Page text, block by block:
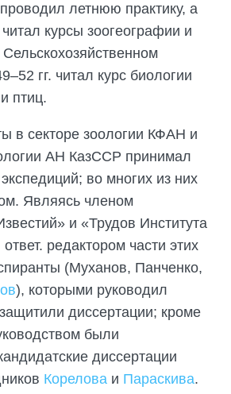
летнюю практику, а
курсы зоогеографии и
гг. читал курс биологии
птиц.
в секторе зоологии КФАН и
АН КазССР принимал
во многих из них
Являясь членом
и «Трудов Института
редактором части этих
(Муханов, Панченко,
), которыми руководил
диссертации; кроме
были
диссертации
Корелова и Параскива.